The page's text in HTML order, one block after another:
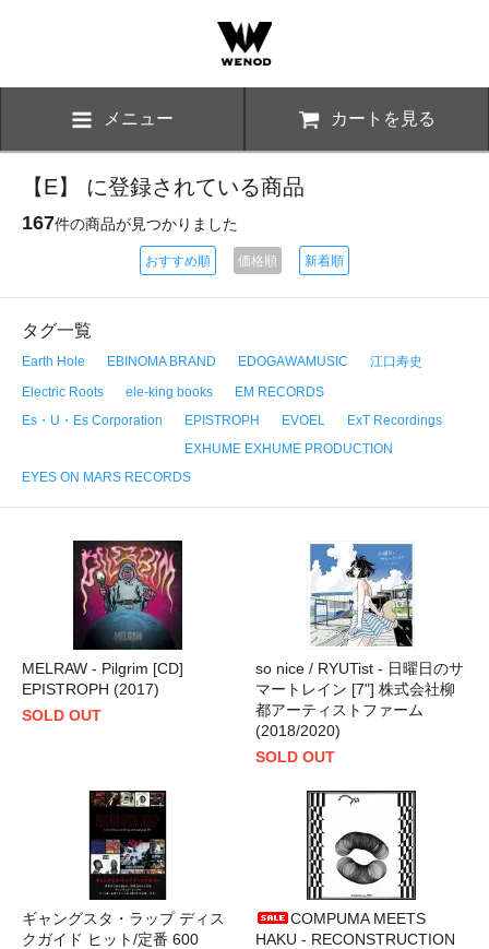
メニュー カートを見る
【E】 に登録されている商品
167件の商品が見つかりました
おすすめ順 価格順 新着順
タグ一覧
Earth Hole EBINOMA BRAND EDOGAWAMUSIC
江口寿史
Electric Roots
ele-king books
EM RECORDS
Es・U・Es Corporation
EPISTROPH EVOEL
ExT Recordings
EXHUME EXHUME PRODUCTION
EYES ON MARS RECORDS
MELRAW - Pilgrim [CD]
EPISTROPH (2017)
SOLD OUT
so nice / RYUTist - 日曜日のサ
マートレイン [7"] 株式会社柳
都アーティストファーム
(2018/2020)
SOLD OUT
ギャングスタ・ラップ ディス
クガイド ヒット/定番 600
COMPUMA MEETS
HAKU - RECONSTRUCTION